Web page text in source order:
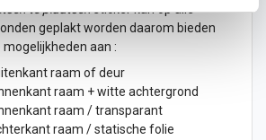
te plaatsensticker kan op alle
geplakt worden daarom bieden
aan :
raam ofdeur
raam + witte achtergrond
raam / transparant
raam / statische folie